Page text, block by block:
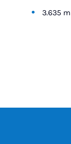
3.635